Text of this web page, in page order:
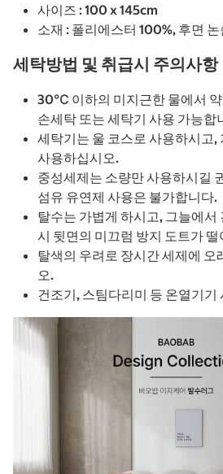
사이즈 : 100 x 145cm
소재 : 폴리에스터 100%, 후면
세탁방법 및 취급시 주의사항
30℃ 이하의 미지근한 물에서
손세탁 또는 세탁기 사용 가능합
세탁기는 울 코스로 사용하시고,
사용하십시오.
중성세제는 소량만 사용하시길
섬유 유연제 사용은 불가합니다.
탈수는 가볍게 하시고, 그늘에서
시 뒷면의 미끄럼 방지 도트가
탈색의 우려로 장시간 세제에 오
오.
건조기, 스팀다리미 등 온열기기